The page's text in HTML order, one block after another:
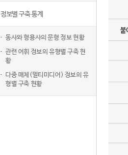
정보별 구축 통계
동사와 형용사의 문형 정보 현황
관련 어휘 정보의 유형별 구축 현
황
다중 매체(멀티미디어) 정보의 유
형별 구축 현황
붙